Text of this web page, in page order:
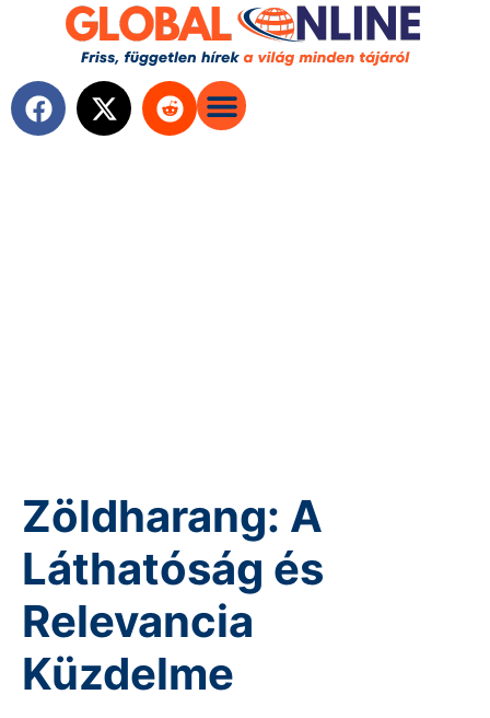
Zöldharang: A
Láthatóság és
Relevancia
Küzdelme